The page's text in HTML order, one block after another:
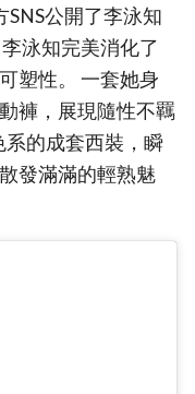
公開了李泳知
泳知完美消化了
塑性。 一套她身
褲，展現隨性不羈
系的成套西裝，瞬
發滿滿的輕熟魅